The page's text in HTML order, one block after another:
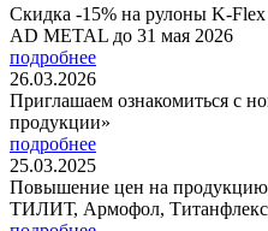
Скидка -15% на рулоны K-
AD METAL до 31 мая 2026
подробнее
26.03.2026
Приглашаем ознакомиться с
продукции»
подробнее
25.03.2025
Повышение цен на
ТИЛИТ, Армофол, Титанфлекс)